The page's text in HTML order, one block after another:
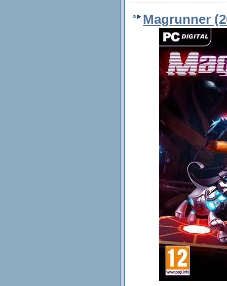
Magrunner